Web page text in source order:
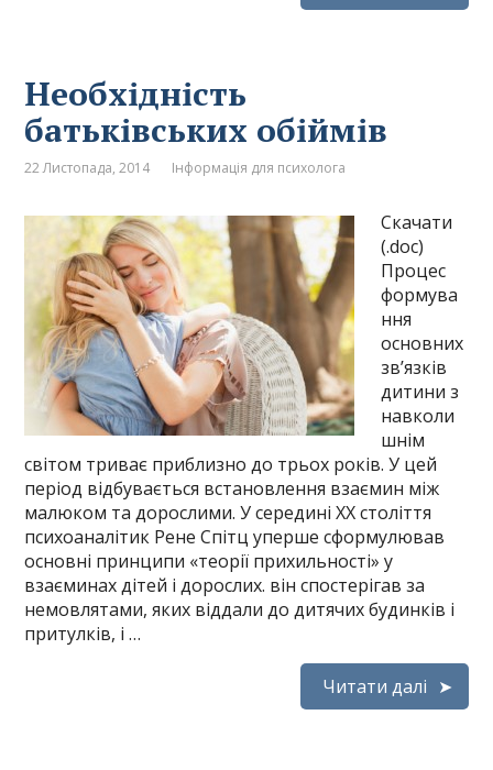
Необхідність
батьківських обіймів
22 Листопада, 2014 Інформація для психолога
Скачати
(.doc)
Процес
формува
ння
основних
зв’язків
дитини з
навколи
шнім
світом триває приблизно до трьох років. У цей
період відбувається встановлення взаємин між
малюком та дорослими. У середині ХХ століття
психоаналітик Рене Спітц уперше сформулював
основні принципи «теорії прихильності» у
взаєминах дітей і дорослих. він спостерігав за
немовлятами, яких віддали до дитячих будинків і
притулків, і …
Читати далі